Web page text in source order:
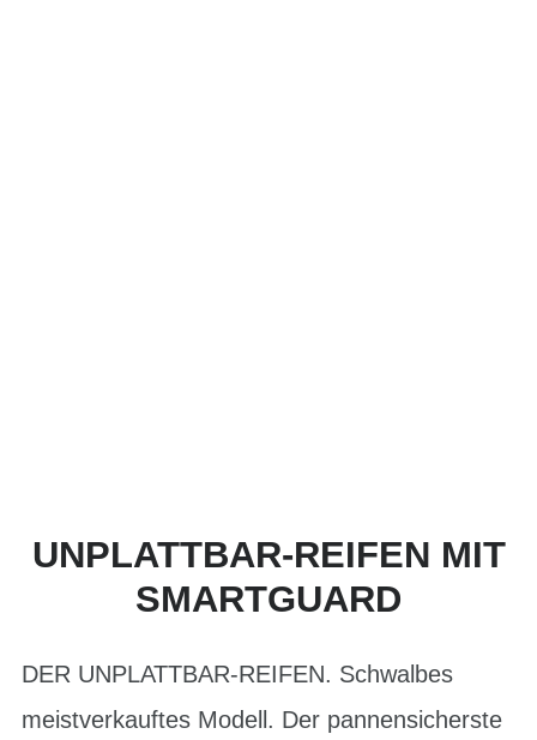
UNPLATTBAR-REIFEN MIT
SMARTGUARD
DER UNPLATTBAR-REIFEN. Schwalbes
meistverkauftes Modell. Der pannensicherste